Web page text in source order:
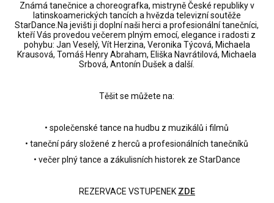
Známá tanečnice a choreografka, mistryně České republiky v
latinskoamerických tancích a hvězda televizní soutěže
StarDance.Na jevišti ji doplní naši herci a profesionální tanečníci,
kteří Vás provedou večerem plným emocí, elegance i radosti z
pohybu: Jan Veselý, Vít Herzina, Veronika Týcová, Michaela
Krausová, Tomáš Henry Abraham, Eliška Navrátilová, Michaela
Srbová, Antonín Dušek a další.
Těšit se můžete na:
• společenské tance na hudbu z muzikálů i filmů
• taneční páry složené z herců a profesionálních tanečníků
• večer plný tance a zákulisních historek ze StarDance
REZERVACE VSTUPENEK ZDE